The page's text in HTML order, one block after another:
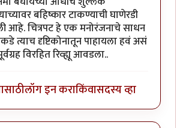
बहिष्कार टाकण्याची घाणेरडी
आहे. चित्रपट हे एक मनोरंजनाचे साधन
त्याच दृष्टिकोनातून पाहायला हवं असं
विरहित रिव्ह्यू आवडला..
लॉग इन कराकिंवासदस्य व्हा